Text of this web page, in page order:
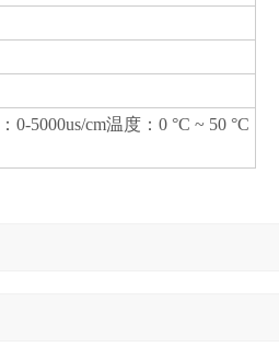
5000us/cm温度：0 °C ~ 50 °C